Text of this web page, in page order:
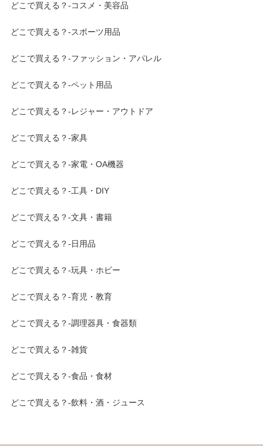
どこで買える？-コスメ・美容品
どこで買える？-スポーツ用品
どこで買える？-ファッション・アパレル
どこで買える？-ペット用品
どこで買える？-レジャー・アウトドア
どこで買える？-家具
どこで買える？-家電・OA機器
どこで買える？-工具・DIY
どこで買える？-文具・書籍
どこで買える？-日用品
どこで買える？-玩具・ホビー
どこで買える？-育児・教育
どこで買える？-調理器具・食器類
どこで買える？-雑貨
どこで買える？-食品・食材
どこで買える？-飲料・酒・ジュース